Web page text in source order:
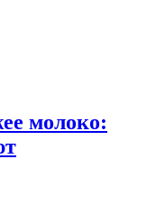
молоко: